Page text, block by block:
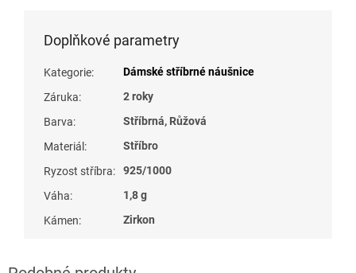
Doplňkové parametry
Kategorie:
Dámské stříbrné náušnice
Záruka:
2 roky
Barva:
Stříbrná, Růžová
Materiál :
Stříbro
Ryzost stříbra:
925/1000
Váha:
1,8 g
Kámen: Zirkon